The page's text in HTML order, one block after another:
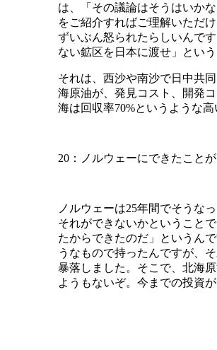
は、「その議論はそうはいか
をご紹介すればご理解いただ
ずいぶん怒られたらしいんで
ない鉱区を日本に渡せ」とい
それは、西沙や南沙で日中共
海原油が、発見コスト、開発
海は回収率70%というような
20：ノルウェーにできたこと
ノルウェーは25年間でそうな
それができないかということ
たからできたのだ」というん
うなもので持ったんですが、
暴落しました。そこで、北海
ようもないぞ。今までの投資